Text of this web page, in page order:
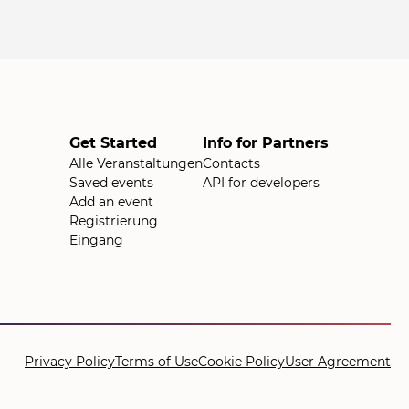
Get Started
Alle Veranstaltungen
Saved events
Add an event
Registrierung
Eingang
Info for Partners
Contacts
API for developers
Privacy PolicyTerms of UseCookie PolicyUser Agreement